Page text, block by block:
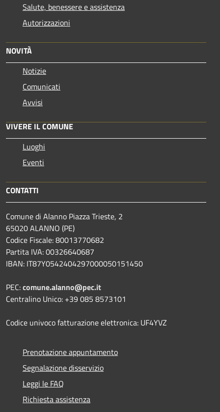
Salute, benessere e assistenza
Autorizzazioni
NOVITÀ
Notizie
Comunicati
Avvisi
VIVERE IL COMUNE
Luoghi
Eventi
CONTATTI
Comune di Alanno Piazza Trieste, 2
65020 ALANNO (PE)
Codice Fiscale: 80013770682
Partita IVA: 00326640687
IBAN: IT87Y0542404297000050151450
PEC:comune.alanno@pec.it
Centralino Unico: +39 085 8573101
Codice univoco fatturazione elettronica: UF4YVZ
Prenotazione appuntamento
Segnalazione disservizio
Leggi le FAQ
Richiesta assistenza